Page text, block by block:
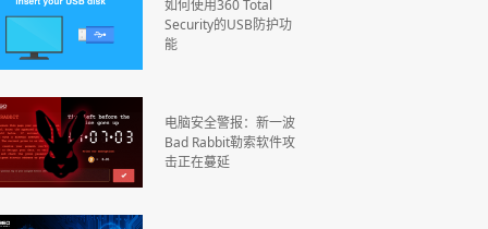
如何使用360 Total
Security的USB防护功
能
电脑安全警报：新一波
Bad Rabbit勒索软件攻
击正在蔓延